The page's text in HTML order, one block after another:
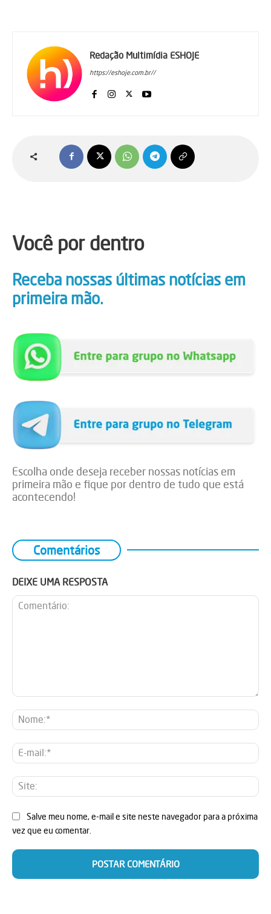
Redação Multimídia ESHOJE
https://eshoje.com.br//
Você por dentro
Receba nossas últimas notícias em
primeira mão.
Escolha onde deseja receber nossas notícias em
primeira mão e fique por dentro de tudo que está
acontecendo!
Comentários
DEIXE UMA RESPOSTA
E-
Salve meu nome, e-mail e site neste navegador para a próxima
vez que eu comentar.